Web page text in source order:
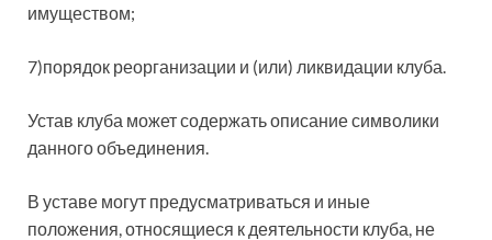
имуществом;
7)порядок реорганизации и (или) ликвидации клуба.
Устав клуба может содержать описание символики
данного объединения.
В уставе могут предусматриваться и иные
положения, относящиеся к деятельности клуба, не